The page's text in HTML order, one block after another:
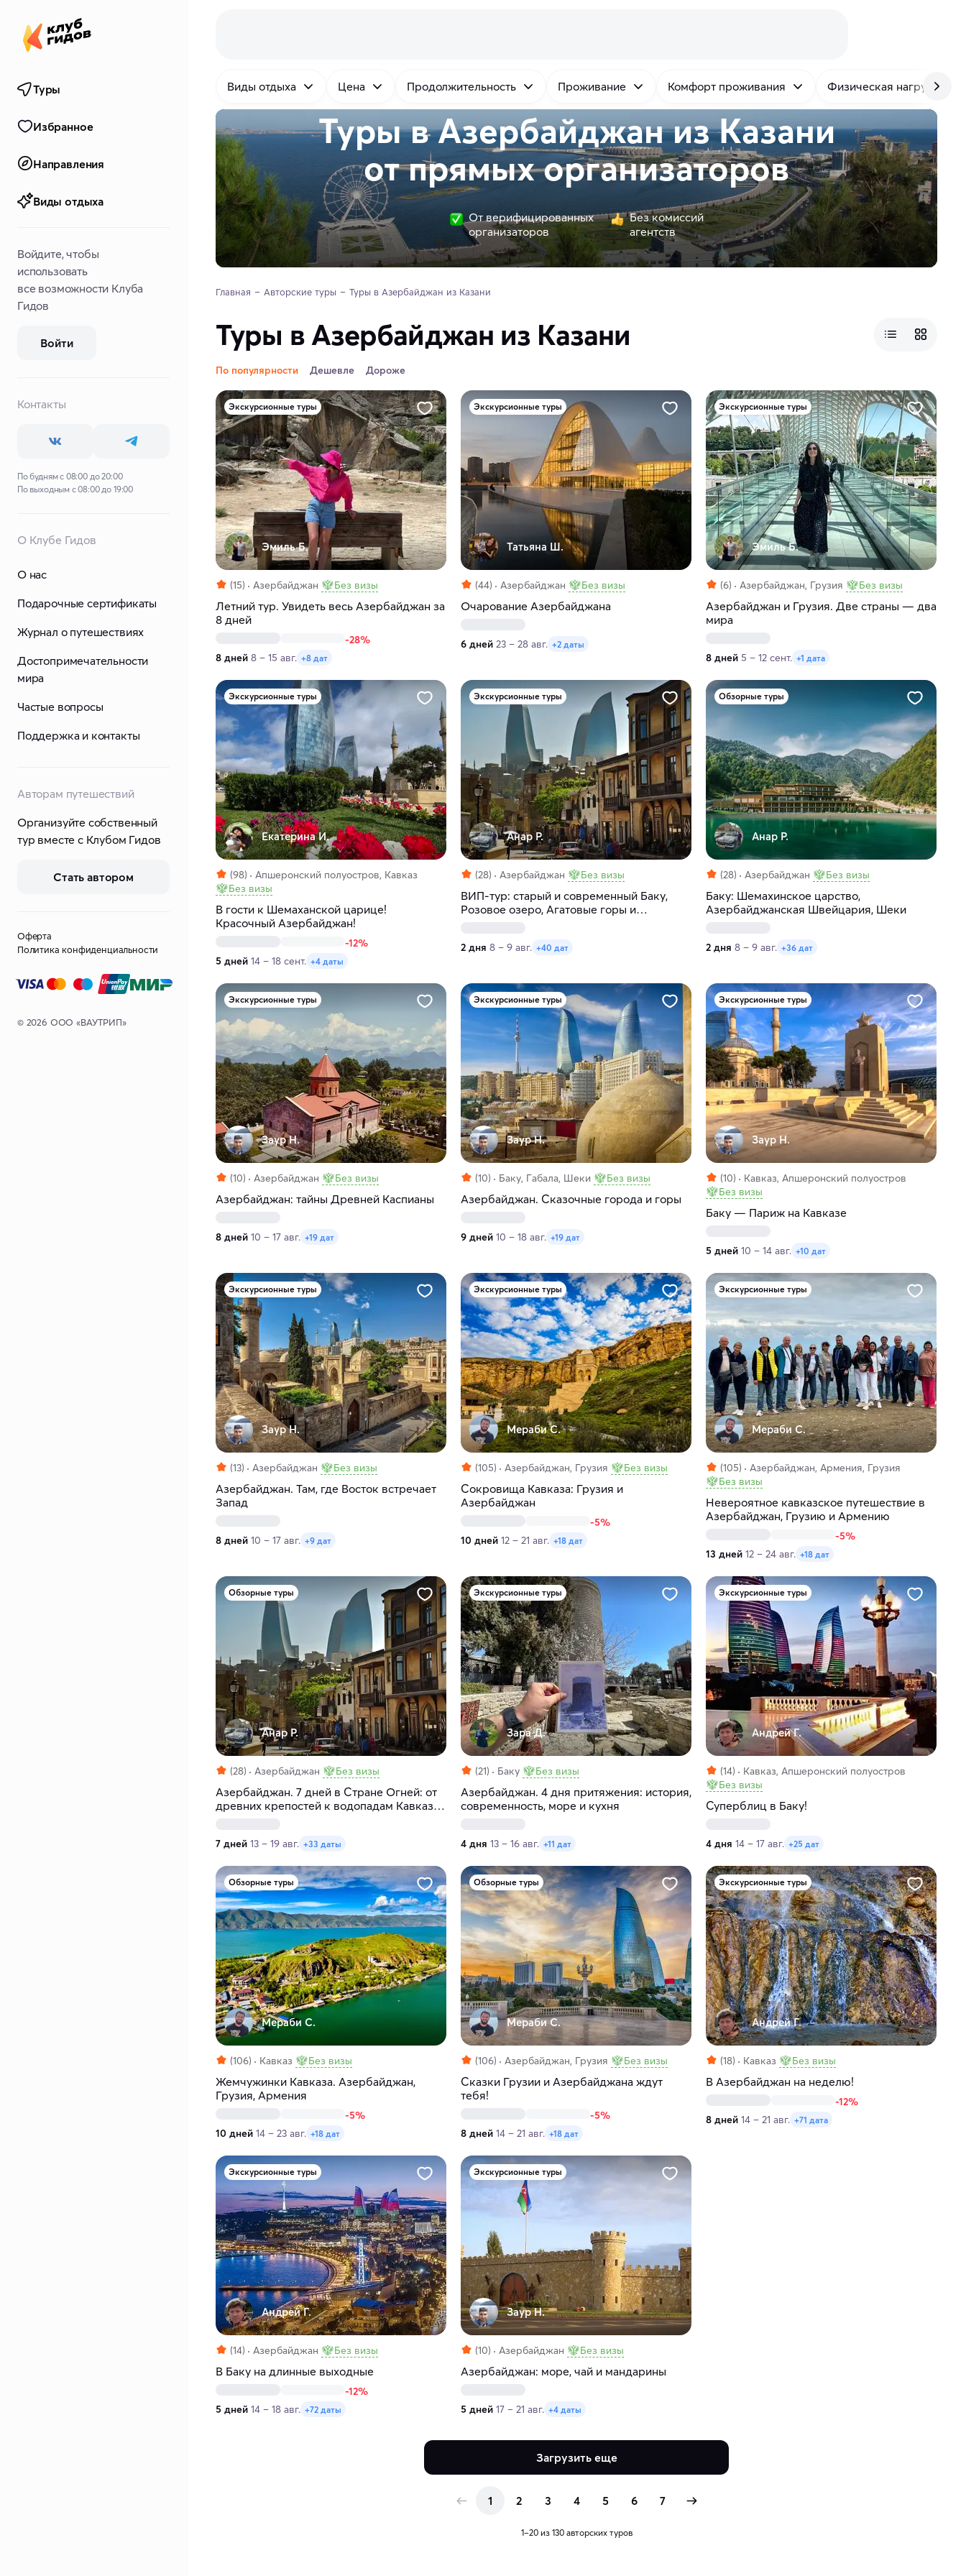
Туры
Избранное
Направления
Виды отдыха
Войдите, чтобы
использовать
все возможности Клуба
Гидов
Войти
Контакты
По будням с 08:00 до 20:00
По выходным с 08:00 до 19:00
О Клубе Гидов
О нас
Подарочные сертификаты
Журнал о путешествиях
Достопримечательности
мира
Частые вопросы
Поддержка и контакты
Авторам путешествий
Организуйте собственный
тур вместе с Клубом Гидов
Стать автором
Оферта
Политика конфиденциальности
© 2026 ООО «ВАУТРИП»
Виды отдыха Цена Продолжительность Проживание Комфорт проживания Физическая нагрузка
Туры в Азербайджан из Казани
отпрямыхорганизаторов
От верифицированных
организаторов
Без комиссий
агентств
Главная Авторские туры Туры в Азербайджан из Казани
Туры в Азербайджан из Казани
По популярности Дешевле Дороже
Экскурсионные туры
Эмиль Б.
(15) Азербайджан Без визы
Летний тур. Увидеть весь Азербайджан за
8 дней
-28%
8 дней 8 – 15 авг. +8 дат
Экскурсионные туры
Татьяна Ш.
(44) Азербайджан Без визы
Очарование Азербайджана
6 дней 23 – 28 авг. +2 даты
Экскурсионные туры
Эмиль Б.
(6) Азербайджан, Грузия Без визы
Азербайджан и Грузия. Две страны — два
мира
8 дней 5 – 12 сент. +1 дата
Экскурсионные туры
Екатерина И.
(98)
Апшеронский полуостров, Кавказ
Без визы
В гости к Шемаханской царице!
Красочный Азербайджан!
-12%
5 дней 14 – 18 сент. +4 даты
Экскурсионные туры
Анар Р.
(28) Азербайджан Без визы
ВИП-тур: старый и современный Баку,
Розовое озеро, Агатовые горы и
2 дня 8 – 9 авг. +40 дат
Обзорные туры
Анар Р.
(28) Азербайджан Без визы
Баку: Шемахинское царство,
Азербайджанская Швейцария, Шеки
2 дня 8 – 9 авг. +36 дат
Экскурсионные туры
Заур Н.
(10) Азербайджан Без визы
Азербайджан: тайны Древней Каспианы
8 дней 10 – 17 авг. +19 дат
Экскурсионные туры
Заур Н.
(10) Баку, Габала, Шеки Без визы
Азербайджан. Сказочные города и горы
9 дней 10 – 18 авг. +19 дат
Экскурсионные туры
Заур Н.
(10)
Кавказ, Апшеронский полуостров
Без визы
Баку — Париж на Кавказе
5 дней 10 – 14 авг. +10 дат
Экскурсионные туры
Заур Н.
(13) Азербайджан Без визы
Азербайджан. Там, где Восток встречает
Запад
8 дней 10 – 17 авг. +9 дат
Экскурсионные туры
Мераби С.
(105) Азербайджан, Грузия Без визы
Сокровища Кавказа: Грузия и
Азербайджан
-5%
10 дней 12 – 21 авг. +18 дат
Экскурсионные туры
Мераби С.
(105)
Азербайджан, Армения, Грузия
Без визы
Невероятное кавказское путешествие в
Азербайджан, Грузию и Армению
-5%
13 дней 12 – 24 авг. +18 дат
Обзорные туры
Анар Р.
(28) Азербайджан Без визы
Азербайджан. 7 дней в Стране Огней: от
древних крепостей к водопадам Кавказа
7 дней 13 – 19 авг. +33 даты
Экскурсионные туры
Зара Д.
(21) Баку Без визы
Азербайджан. 4 дня притяжения: история,
современность, море и кухня
4 дня 13 – 16 авг. +11 дат
Экскурсионные туры
Андрей Г.
(14)
Кавказ, Апшеронский полуостров
Без визы
Суперблиц в Баку!
4 дня 14 – 17 авг. +25 дат
Обзорные туры
Мераби С.
(106) Кавказ Без визы
Жемчужинки Кавказа. Азербайджан,
Грузия, Армения
-5%
10 дней 14 – 23 авг. +18 дат
Обзорные туры
Мераби С.
(106) Азербайджан, Грузия Без визы
Сказки Грузии и Азербайджана ждут
тебя!
-5%
8 дней 14 – 21 авг. +18 дат
Экскурсионные туры
Андрей Г.
(18) Кавказ Без визы
В Азербайджан на неделю!
-12%
8 дней 14 – 21 авг. +71 дата
Экскурсионные туры
Андрей Г.
(14) Азербайджан Без визы
В Баку на длинные выходные
-12%
5 дней 14 – 18 авг. +72 даты
Экскурсионные туры
Заур Н.
(10) Азербайджан Без визы
Азербайджан: море, чай и мандарины
5 дней 17 – 21 авг. +4 даты
Загрузить еще
1 2 3 4 5 6 7
1–20 из 130 авторских туров